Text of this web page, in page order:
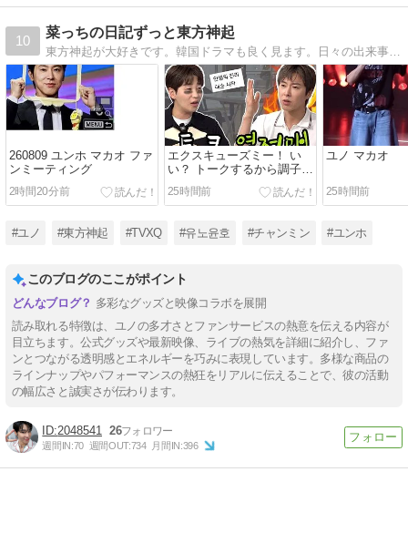
10
菜っちの日記ずっと東方神起
東方神起が大好きです。韓国ドラマも良く見ます。日々の出来事を書いています。
260809 ユンホ マカオ ファ
ンミーティング
2時間20分前
エクスキューズミー！ い
い？ トークするから調子い
い ユノ
25時間前
ユノ マカオ
25時間前
#ユノ #東方神起 #TVXQ #유노윤호 #チャンミン #ユンホ
このブログのここがポイント
多彩なグッズと映像コラボを展開
読み取れる特徴は、ユノの多才さとファンサービスの熱意を伝える内容が
目立ちます。公式グッズや最新映像、ライブの熱気を詳細に紹介し、ファ
ンとつながる透明感とエネルギーを巧みに表現しています。多様な商品の
ラインナップやパフォーマンスの熱狂をリアルに伝えることで、彼の活動
の幅広さと誠実さが伝わります。
2048541 26
週間IN:70 週間OUT:734 月間IN:396